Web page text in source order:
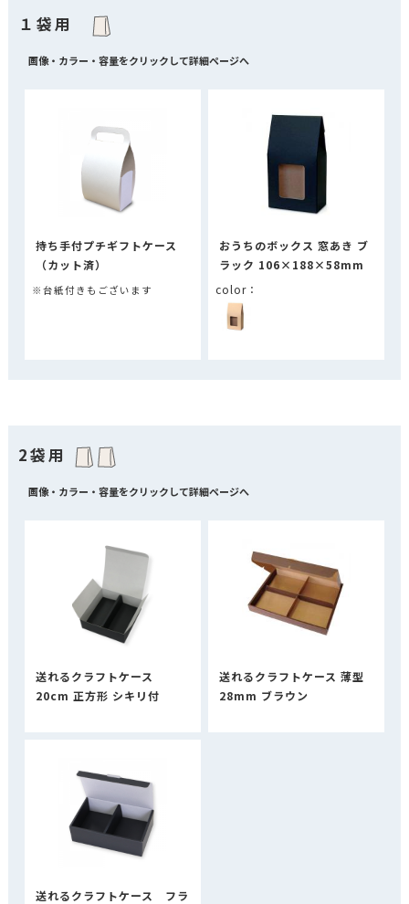
１袋用
持ち手付プチギフトケース
（カット済）
※台紙付きもございます
おうちのボックス 窓あき ブ
ラック 106×188×58mm
2袋用
送れるクラフトケース
20cm 正方形 シキリ付
送れるクラフトケース 薄型
28mm ブラウン
送れるクラフトケース フラ